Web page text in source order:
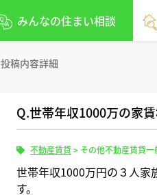
みんなの住まい相談
投稿内容詳細
Q.世帯年収1000万の家
不動産賃貸> その他不動産賃貸一
世帯年収1000万円の３人家
す。